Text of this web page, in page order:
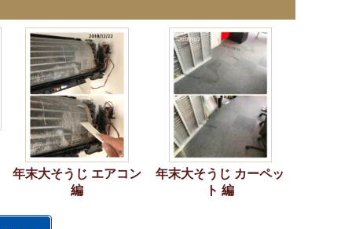
年末大そうじ エアコン
編
年末大そうじ カーペッ
ト 編